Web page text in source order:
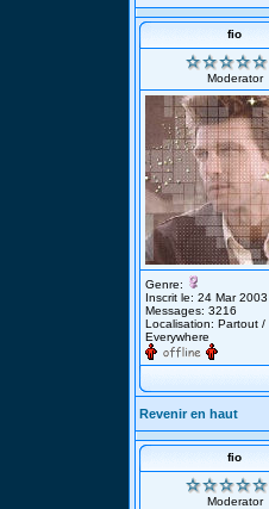
fio
Moderator
Genre:
Inscrit le: 24 Mar 2003
Messages: 3216
Localisation: Partout /
Everywhere
Revenir en haut
fio
Moderator